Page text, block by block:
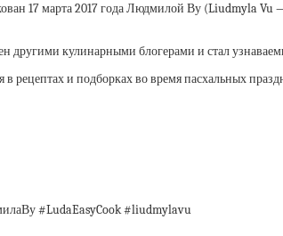
17 марта 2017 года Людмилой Ву (Liudmyla
другими кулинарными блогерами и стал
рецептах и подборках во время пасхальных
#LudaEasyCook #liudmylavu